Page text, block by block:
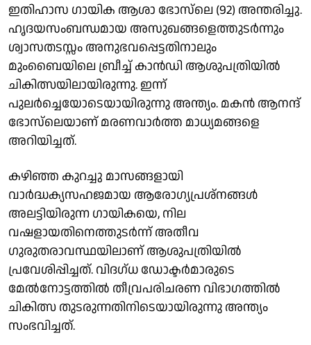
ഇതിഹാസ ഗായിക ആശാ ഭോസ്‌ലെ (92) അന്തരിച്ചു.
ഹൃദയസംബന്ധമായ അസുഖങ്ങളെത്തുടർന്നും
ശ്വാസതടസ്സം അനുഭവപ്പെട്ടതിനാലും
മുംബൈയിലെ ബ്രീച്ച് കാൻഡി ആശുപത്രിയിൽ
ചികിത്സയിലായിരുന്നു. ഇന്ന്
പുലർച്ചെയോടെയായിരുന്നു അന്ത്യം. മകൻ ആനന്ദ്
ഭോസ്‌ലെയാണ് മരണവാർത്ത മാധ്യമങ്ങളെ
അറിയിച്ചത്.
കഴിഞ്ഞ കുറച്ചു മാസങ്ങളായി
വാർദ്ധക്യസഹജമായ ആരോഗ്യപ്രശ്നങ്ങൾ
അലട്ടിയിരുന്ന ഗായികയെ, നില
വഷളായതിനെത്തുടർന്ന് അതീവ
ഗുരുതരാവസ്ഥയിലാണ് ആശുപത്രിയിൽ
പ്രവേശിപ്പിച്ചത്. വിദഗ്ധ ഡോക്ടർമാരുടെ
മേൽനോട്ടത്തിൽ തീവ്രപരിചരണ വിഭാഗത്തിൽ
ചികിത്സ തുടരുന്നതിനിടെയായിരുന്നു അന്ത്യം
സംഭവിച്ചത്.